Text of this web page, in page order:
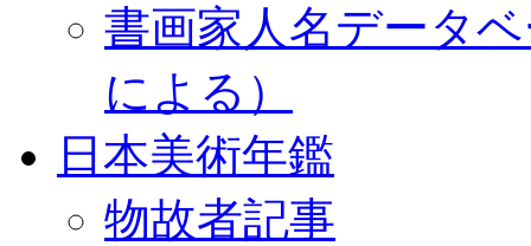
書画家人名データ
による）
日本美術年鑑
物故者記事